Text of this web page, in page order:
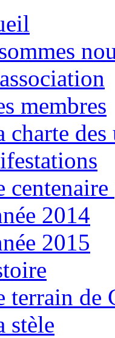
membres
charte
2014
2015
terrain de
stèle